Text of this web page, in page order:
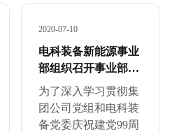
2020-07-10
电科装备新能源事业
部组织召开事业部
（长沙片区）党员大
会...
为了深入学习贯彻集
团公司党组和电科装
备党委庆祝建党99周